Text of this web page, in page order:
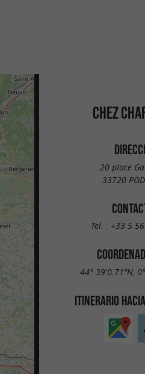
CHEZ
20 place
33720
Tel. : +33 5
44° 39'0.71"N,
ITINERARIO